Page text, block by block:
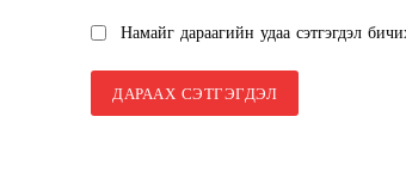
Намайг дараагийн удаа сэтгэгдэл